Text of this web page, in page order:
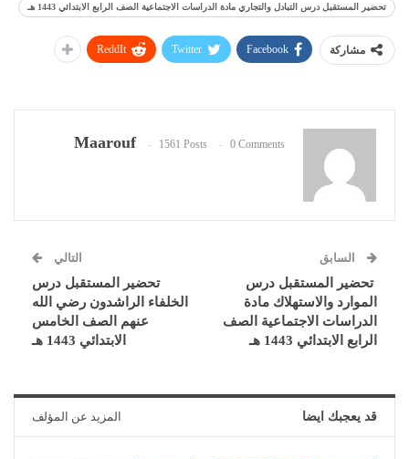
تحضير المستقبل درس التبادل والتجاري مادة الدراسات الاجتماعية الصف الرابع الابتدائي 1443 هـ
مشاركة Facebook
Twitter
ReddIt
Maarouf 1561 Posts 0 Comments
السابق
تحضير المستقبل درس
الموارد والاستهلاك مادة
الدراسات الاجتماعية الصف
الرابع الابتدائي 1443 هـ
التالي
تحضير المستقبل درس
الخلفاء الراشدون رضي الله
عنهم الصف الخامس
الابتدائي 1443 هـ
قد يعجبك ايضا المزيد عن المؤلف